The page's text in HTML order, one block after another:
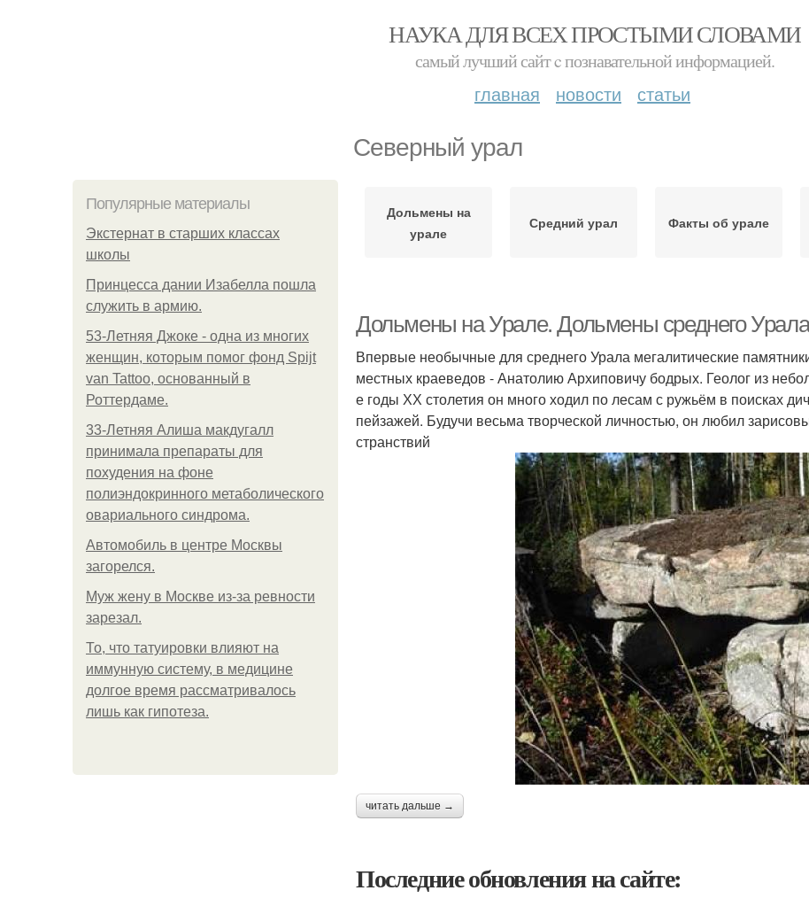
НАУКА ДЛЯ ВСЕХ ПРОСТЫМИ СЛОВАМИ
самый лучший сайт c познавательной информацией.
главная новости статьи
Северный урал
Популярные материалы
Экстернат в старших классах
школы
Принцесса дании Изабелла пошла
служить в армию.
53-Летняя Джоке - одна из многих
женщин, которым помог фонд Spijt
van Tattoo, основанный в
Роттердаме.
33-Летняя Алиша макдугалл
принимала препараты для
похудения на фоне
полиэндокринного метаболического
овариального синдрома.
Автомобиль в центре Москвы
загорелся.
Mуж жену в Москве из-за ревности
зарезал.
То, что татуировки влияют на
иммунную систему, в медицине
долгое время рассматривалось
лишь как гипотеза.
Дольмены на
урале
Средний урал Факты об урале
Дольмены на Урале. Дольмены среднего
Впервые необычные для среднего Урала мегалитические
местных краеведов - Анатолию Архиповичу бодрых. Геолог из
е годы ХХ столетия он много ходил по лесам с ружьём в поисках
пейзажей. Будучи весьма творческой личностью, он любил
странствий
читать дальше →
Последние обновления на сайте: